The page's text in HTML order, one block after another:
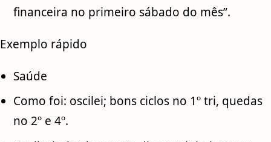
financeira no primeiro sábado do mês”.
Exemplo rápido
Saúde
Como foi: oscilei; bons ciclos no 1º tri, quedas
no 2º e 4º.